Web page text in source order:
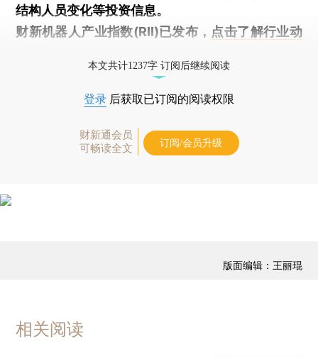
结构人员变化等投资信息。
财新机器人产业指数(RII)已发布， 点击了解行业动
本文共计1237字 订阅后继续阅读
登录 后获取已订阅的阅读权限
财新通会员
可畅读全文
订阅/会员升级
版面编辑：王丽琨
相关阅读